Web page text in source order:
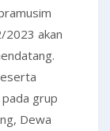
2023 akan
grup
Dewa